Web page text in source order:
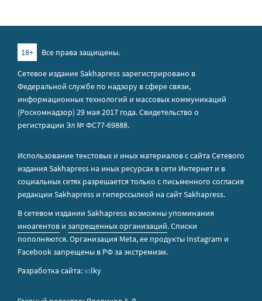
18+
Все права защищены.
Сетевое издание Sakhapress зарегистрировано в
Федеральной службе по надзору в сфере связи,
информационных технологий и массовых коммуникаций
(Роскомнадзор) 29 мая 2017 года. Свидетельство о
регистрации Эл № ФС77-69888.
Использование текстовых и иных материалов с сайта Сетевого
издания Sakhapress на иных ресурсах в сети Интернет и в
социальных сетях разрешается только с письменного согласия
редакции Sakhapress и гиперссылкой на сайт Sakhapress.
В сетевом издании Sakhapress возможны упоминания
иноагентов и запрещенных организаций. Списки
пополняются. Организация Metа, ее продукты Instagram и
Facebook запрещены в РФ за экстремизм.
Разработка сайта: iolky